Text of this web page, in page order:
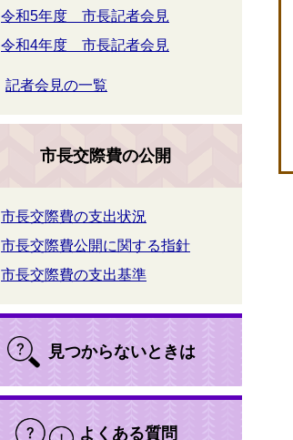
令和5年度 市長記者会見
令和4年度 市長記者会見
記者会見の一覧
市長交際費の公開
市長交際費の支出状況
市長交際費公開に関する指針
市長交際費の支出基準
見つからないときは
よくある質問